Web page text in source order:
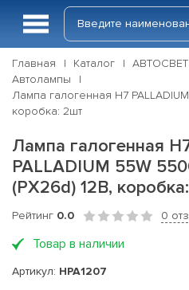
Главная Каталог АВТОСВЕТ
Автолампы
Лампа галогенная H7
коробка: 2шт
Лампа галогенная
PALLADIUM 55W
(PX26d) 12В,
Рейтинг 0.0 0
Товар в наличии
Артикул: HPA1207